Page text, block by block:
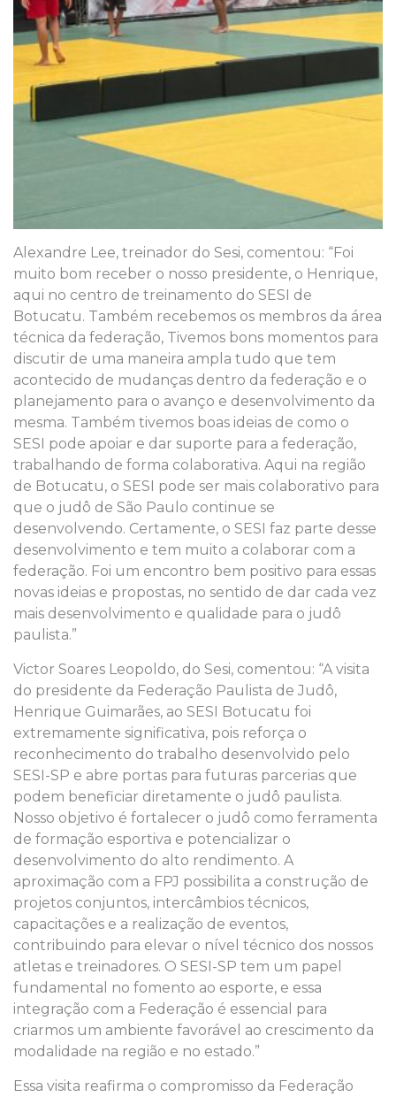
Alexandre Lee, treinador do Sesi, comentou: “Foi
muito bom receber o nosso presidente, o Henrique,
aqui no centro de treinamento do SESI de
Botucatu. Também recebemos os membros da área
técnica da federação, Tivemos bons momentos para
discutir de uma maneira ampla tudo que tem
acontecido de mudanças dentro da federação e o
planejamento para o avanço e desenvolvimento da
mesma. Também tivemos boas ideias de como o
SESI pode apoiar e dar suporte para a federação,
trabalhando de forma colaborativa. Aqui na região
de Botucatu, o SESI pode ser mais colaborativo para
que o judô de São Paulo continue se
desenvolvendo. Certamente, o SESI faz parte desse
desenvolvimento e tem muito a colaborar com a
federação. Foi um encontro bem positivo para essas
novas ideias e propostas, no sentido de dar cada vez
mais desenvolvimento e qualidade para o judô
paulista.”
Victor Soares Leopoldo, do Sesi, comentou: “A visita
do presidente da Federação Paulista de Judô,
Henrique Guimarães, ao SESI Botucatu foi
extremamente significativa, pois reforça o
reconhecimento do trabalho desenvolvido pelo
SESI-SP e abre portas para futuras parcerias que
podem beneficiar diretamente o judô paulista.
Nosso objetivo é fortalecer o judô como ferramenta
de formação esportiva e potencializar o
desenvolvimento do alto rendimento. A
aproximação com a FPJ possibilita a construção de
projetos conjuntos, intercâmbios técnicos,
capacitações e a realização de eventos,
contribuindo para elevar o nível técnico dos nossos
atletas e treinadores. O SESI-SP tem um papel
fundamental no fomento ao esporte, e essa
integração com a Federação é essencial para
criarmos um ambiente favorável ao crescimento da
modalidade na região e no estado.”
Essa visita reafirma o compromisso da Federação